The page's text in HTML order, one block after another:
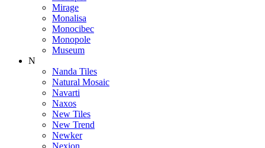
Mirage
Monalisa
Monocibec
Monopole
Museum
N
Nanda Tiles
Natural Mosaic
Navarti
Naxos
New Tiles
New Trend
Newker
Nexion